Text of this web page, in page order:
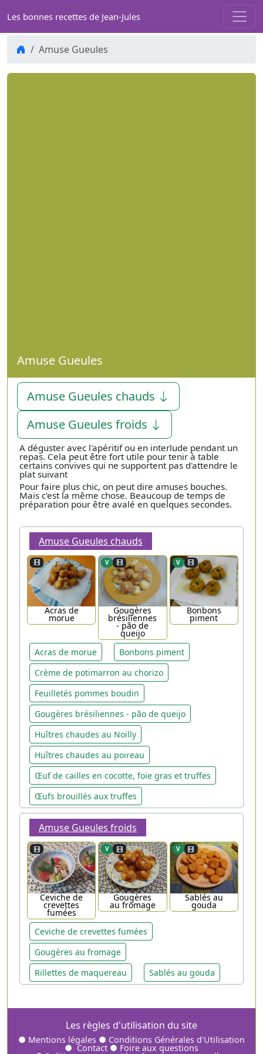
Les bonnes recettes de Jean-Jules
Amuse Gueules
Amuse Gueules
Amuse Gueules chauds
Amuse Gueules froids
A déguster avec l'apéritif ou en interlude pendant un
repas. Cela peut être fort utile pour tenir à table
certains convives qui ne supportent pas d'attendre le
plat suivant
Pour faire plus chic, on peut dire amuses bouches.
Mais c'est la même chose. Beaucoup de temps de
préparation pour être avalé en quelques secondes.
Amuse Gueules chauds
Acras de
morue
V
Gougères
brésiliennes
- pão de
queijo
V
Bonbons
piment
Acras de morue
Bonbons piment
Crème de potimarron au chorizo
Feuilletés pommes boudin
Gougères brésiliennes - pão de queijo
Huîtres chaudes au Noilly
Huîtres chaudes au poireau
Œuf de cailles en cocotte, foie gras et truffes
Œufs brouillés aux truffes
Amuse Gueules froids
Ceviche de
crevettes
fumées
V
Gougères
au fromage
V
Sablés au
gouda
Ceviche de crevettes fumées
Gougères au fromage
Rillettes de maquereau
Sablés au gouda
Les règles d'utilisation du site
● Mentions légales ● Conditions Générales d'Utilisation
● Contact ● Foire aux questions